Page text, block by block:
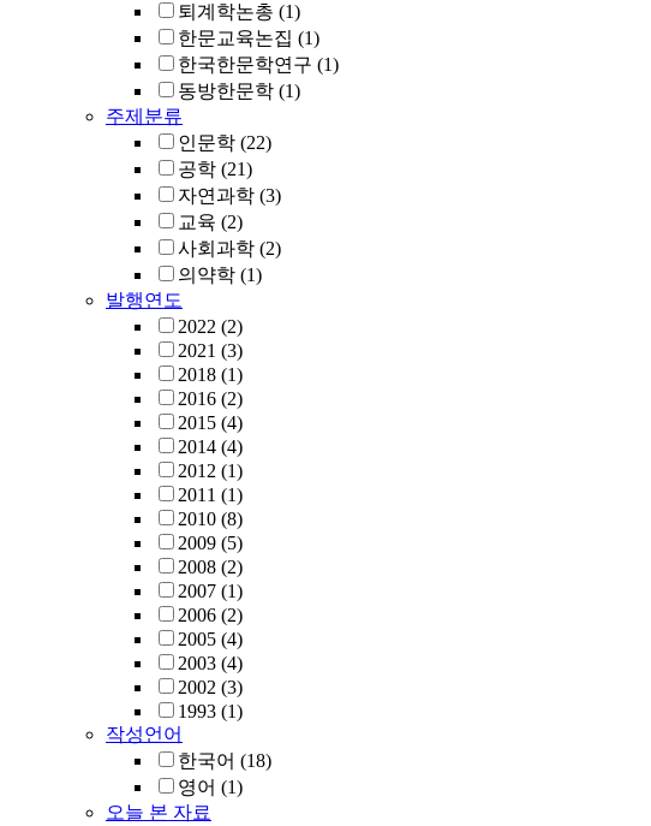
퇴계학논총 (1)
한문교육논집 (1)
한국한문학연구 (1)
동방한문학 (1)
주제분류
인문학 (22)
공학 (21)
자연과학 (3)
교육 (2)
사회과학 (2)
의약학 (1)
발행연도
2022 (2)
2021 (3)
2018 (1)
2016 (2)
2015 (4)
2014 (4)
2012 (1)
2011 (1)
2010 (8)
2009 (5)
2008 (2)
2007 (1)
2006 (2)
2005 (4)
2003 (4)
2002 (3)
1993 (1)
작성언어
한국어 (18)
영어 (1)
오늘 본 자료